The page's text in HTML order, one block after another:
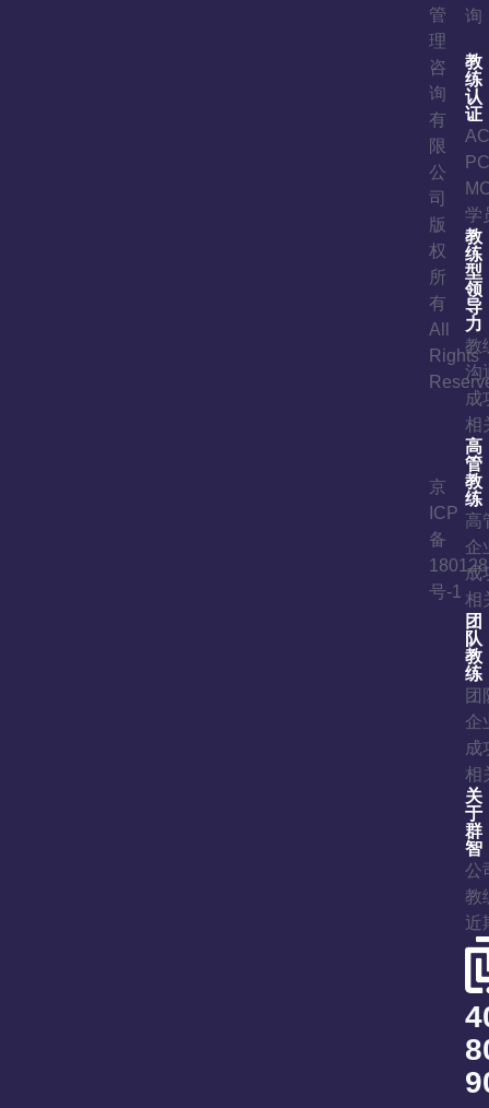
教
练
认
证
学
教
练
型
领
导
力
教
沟
成
相
高
管
教
练
高
企
成
相
团
队
教
练
团
企
成
相
关
于
群
智
公
教
近
询
管
理
咨
询
有
限
公
司
版
权
所
有
All
Rights
京
ICP
备
号-1